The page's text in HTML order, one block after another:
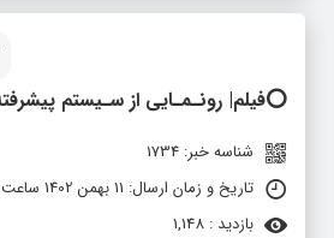
⭕️فیلم| رونـمـایی از سـیستم
شناسه خبر: 1734
تاریخ و زمان ارسال: 11 بهمن 1402 ساعت 04:57
بازدید : 1,148